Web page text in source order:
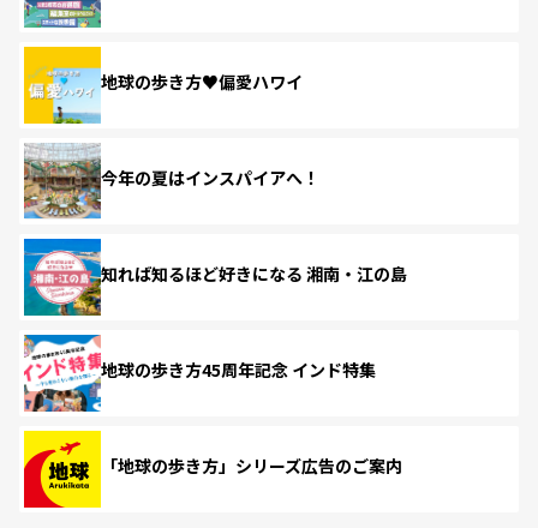
地球の歩き方♥偏愛ハワイ
今年の夏はインスパイアへ！
知れば知るほど好きになる 湘南・江の島
地球の歩き方45周年記念 インド特集
「地球の歩き方」シリーズ広告のご案内